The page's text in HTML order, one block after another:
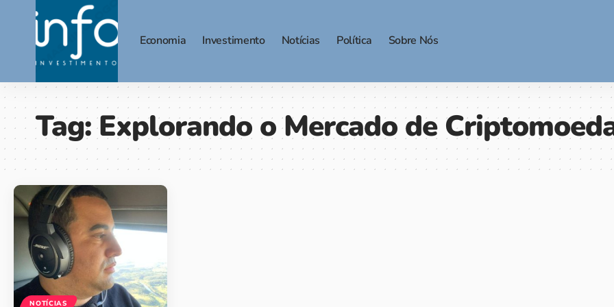
Economia Investimento Notícias Política Sobre Nós
Tag:Explorando o Mercado de
NOTÍCIAS